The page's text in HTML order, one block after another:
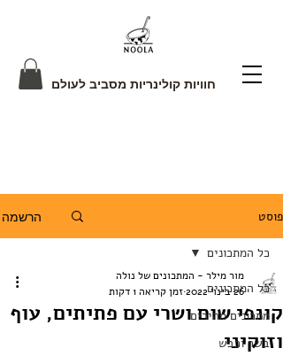
חוויות קולינריות מסביב לעולם
פוסט הרשמה
כל המתכונים
מתכונים מהירים
בשר וכבש
כל המתכונים
קונפי שום ושרי עם פתיתים, עוף
וזוקיני
מור מילר - המתכונים של נולה
26 בינו׳ 2022
זמן קריאה 1 דקות